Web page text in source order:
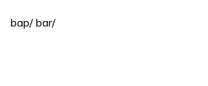
bap/ bar/